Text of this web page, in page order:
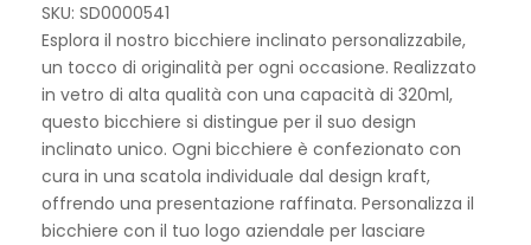
SKU: SD0000541
Esplora il nostro bicchiere inclinato personalizzabile,
un tocco di originalità per ogni occasione. Realizzato
in vetro di alta qualità con una capacità di 320ml,
questo bicchiere si distingue per il suo design
inclinato unico. Ogni bicchiere è confezionato con
cura in una scatola individuale dal design kraft,
offrendo una presentazione raffinata. Personalizza il
bicchiere con il tuo logo aziendale per lasciare